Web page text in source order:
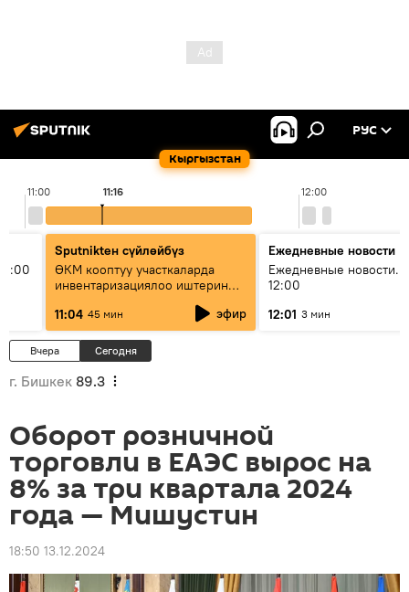
Кыргызстан
РУС
11:00 12:00
11:16
Sputnikteн сүйлөйбүз
ӨКМ кооптуу участкаларда
инвентаризациялоо иштерин
жүргүзүүдө — иш кайсы этапта?
11:04 45 мин эфир
Ежедневные новости
Ежедневные новости.
12:00
12:01 3 мин
Вчера Сегодня
г. Бишкек 89.3
Оборот розничной
торговли в ЕАЭС вырос на
8% за три квартала 2024
года — Мишустин
18:50 13.12.2024